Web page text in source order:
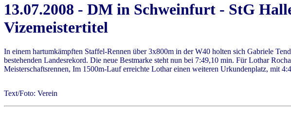
13.07.2008 - DM in Schweinfurt - StG
Vizemeistertitel
In einem hartumkämpften Staffel-Rennen über 3x800m in der W40 holten sich Gabriele
bestehenden Landesrekord. Die neue Bestmarke steht nun bei 7:49,10 min. Für Lothar
Meisterschaftsrennen, Im 1500m-Lauf erreichte Lothar einen weiteren Urkundenplatz, mit
Text/Foto: Verein